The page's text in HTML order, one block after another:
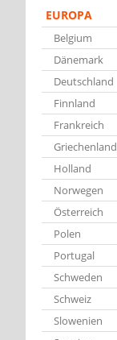
EUROPA
Belgium
Dänemark
Deutschland
Finnland
Frankreich
Griechenland
Holland
Norwegen
Österreich
Polen
Portugal
Schweden
Schweiz
Slowenien